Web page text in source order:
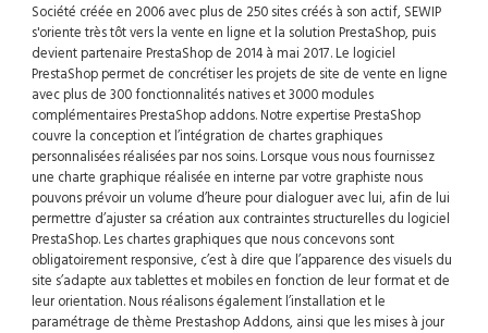
Société créée en 2006 avec plus de 250 sites créés à son actif, SEWIP
s'oriente très tôt vers la vente en ligne et la solution PrestaShop, puis
devient partenaire PrestaShop de 2014 à mai 2017. Le logiciel
PrestaShop permet de concrétiser les projets de site de vente en ligne
avec plus de 300 fonctionnalités natives et 3000 modules
complémentaires PrestaShop addons. Notre expertise PrestaShop
couvre la conception et l’intégration de chartes graphiques
personnalisées réalisées par nos soins. Lorsque vous nous fournissez
une charte graphique réalisée en interne par votre graphiste nous
pouvons prévoir un volume d’heure pour dialoguer avec lui, afin de lui
permettre d’ajuster sa création aux contraintes structurelles du logiciel
PrestaShop. Les chartes graphiques que nous concevons sont
obligatoirement responsive, c’est à dire que l’apparence des visuels du
site s’adapte aux tablettes et mobiles en fonction de leur format et de
leur orientation. Nous réalisons également l’installation et le
paramétrage de thème Prestashop Addons, ainsi que les mises à jour